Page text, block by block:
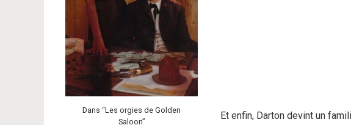
Dans “Les orgies de Golden
Saloon”
Et enfin, Darton devint un